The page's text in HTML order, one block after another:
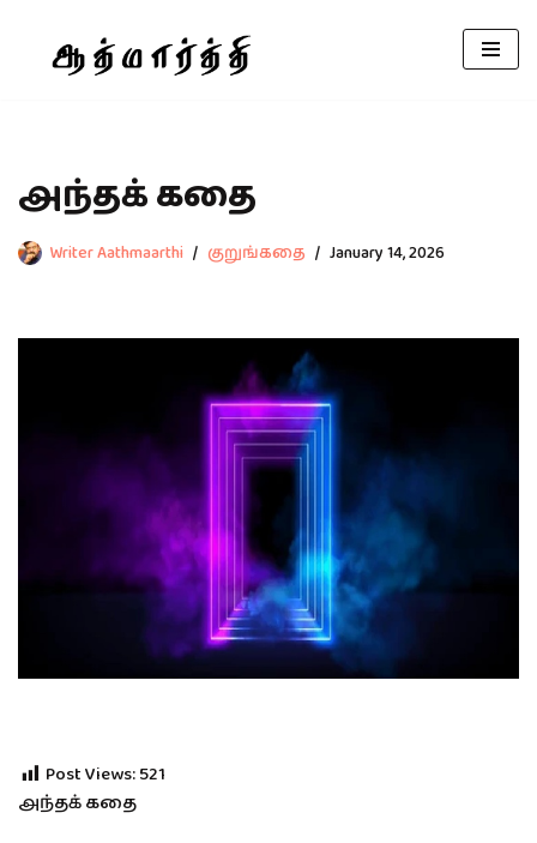
அந்தக் கதை
Writer Aathmaarthi குறுங்கதை January 14, 2026
Post Views:521
அந்தக் கதை